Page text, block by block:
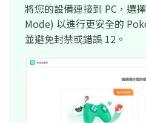
將您的設備連接到 PC，選
Mode) 以進行更安全的
並避免封禁或錯誤 12。